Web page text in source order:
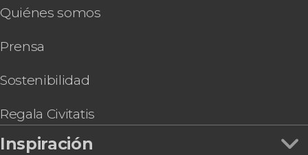
Quiénes somos
Prensa
Sostenibilidad
Regala Civitatis
Inspiración